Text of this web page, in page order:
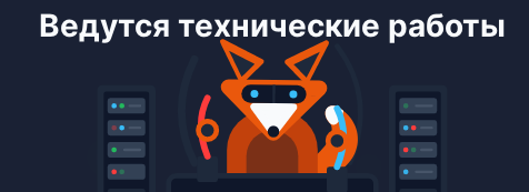
Ведутся технические работы